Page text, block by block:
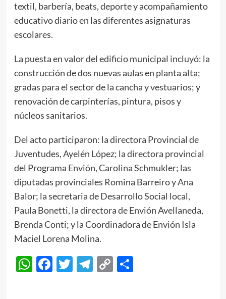
textil, barbería, beats, deporte y acompañamiento
educativo diario en las diferentes asignaturas
escolares.
La puesta en valor del edificio municipal incluyó: la
construcción de dos nuevas aulas en planta alta;
gradas para el sector de la cancha y vestuarios; y
renovación de carpinterías, pintura, pisos y
núcleos sanitarios.
Del acto participaron: la directora Provincial de
Juventudes, Ayelén López; la directora provincial
del Programa Envión, Carolina Schmukler; las
diputadas provinciales Romina Barreiro y Ana
Balor; la secretaria de Desarrollo Social local,
Paula Bonetti, la directora de Envión Avellaneda,
Brenda Conti; y la Coordinadora de Envión Isla
Maciel Lorena Molina.
WhatsApp
Facebook
Twitter
Telegram
CopyCompartir